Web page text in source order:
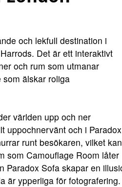
och lekfull destination i
Det är ett interaktivt
och rum som utmanar
älskar roliga
världen upp och ner
uppochnervänt och i Paradox
runt besökaren, vilket kan
som Camouflage Room låter
Paradox Sofa skapar en
är ypperliga för fotografering.